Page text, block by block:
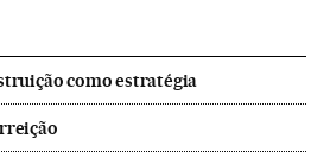
como estratégia